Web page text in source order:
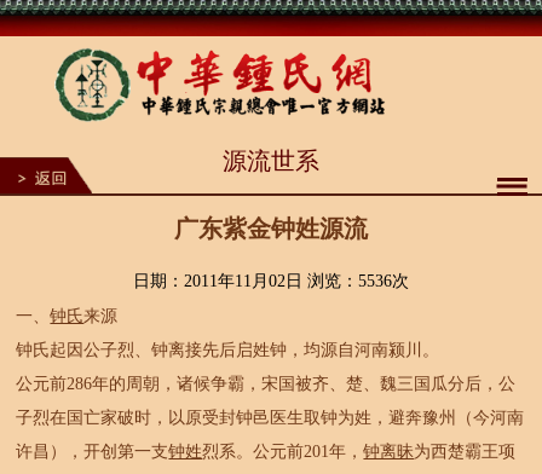
2
4
10
源流世系
广东紫金钟姓源流
日期：2011年11月02日 浏览： 5536次
一、钟氏来源
钟氏起因公子烈、钟离接先后启姓钟，均源自河南颍川。
公元前286年的周朝，诸候争霸，宋国被齐、楚、魏三国瓜分后，公
子烈在国亡家破时，以原受封钟邑医生取钟为姓，避奔豫州（今河南
许昌），开创第一支钟姓烈系。公元前201年，钟离昧为西楚霸王项